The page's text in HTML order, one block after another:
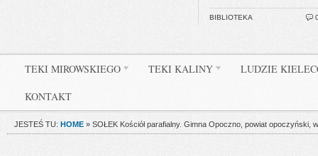
BIBLIOTEKA
TEKI MIROWSKIEGO TEKI KALINY LUDZIE
KONTAKT
JESTEŚ TU: HOME » SOŁEK Kościół parafialny. Gimna Opoczno, powiat opoczyński,